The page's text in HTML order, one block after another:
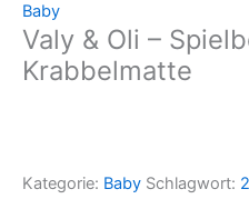
Baby
Valy & Oli –
Krabbelmatte
Kategorie: Baby Schlagwort: